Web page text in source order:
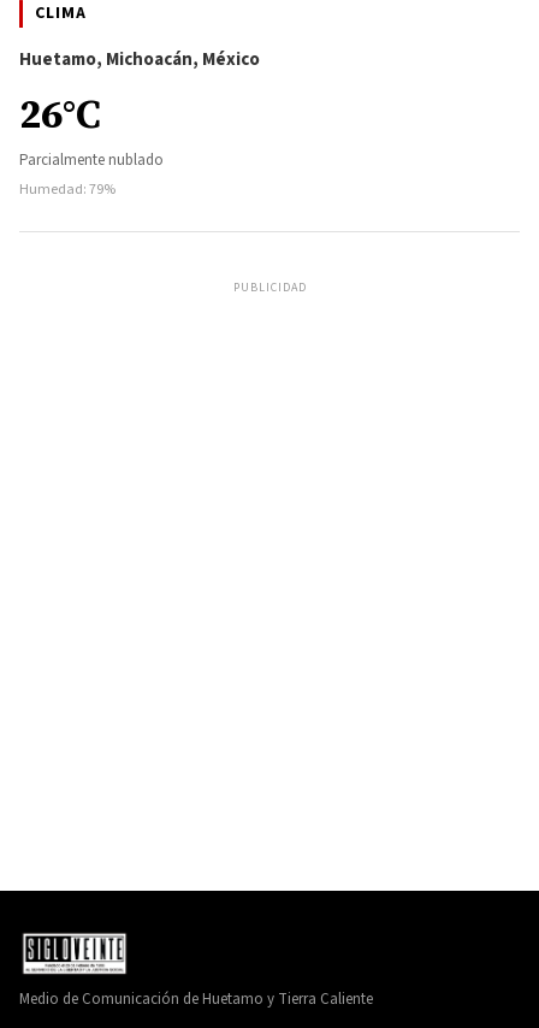
CLIMA
Huetamo, Michoacán, México
26°C
Parcialmente nublado
Humedad: 79%
PUBLICIDAD
Medio de Comunicación de Huetamo y Tierra Caliente